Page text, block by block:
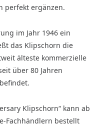
perfekt ergänzen.
im Jahr 1946 ein
das Klipschorn die
älteste kommerzielle
über 80 Jahren
Klipschorn“ kann ab
Fachhändlern bestellt